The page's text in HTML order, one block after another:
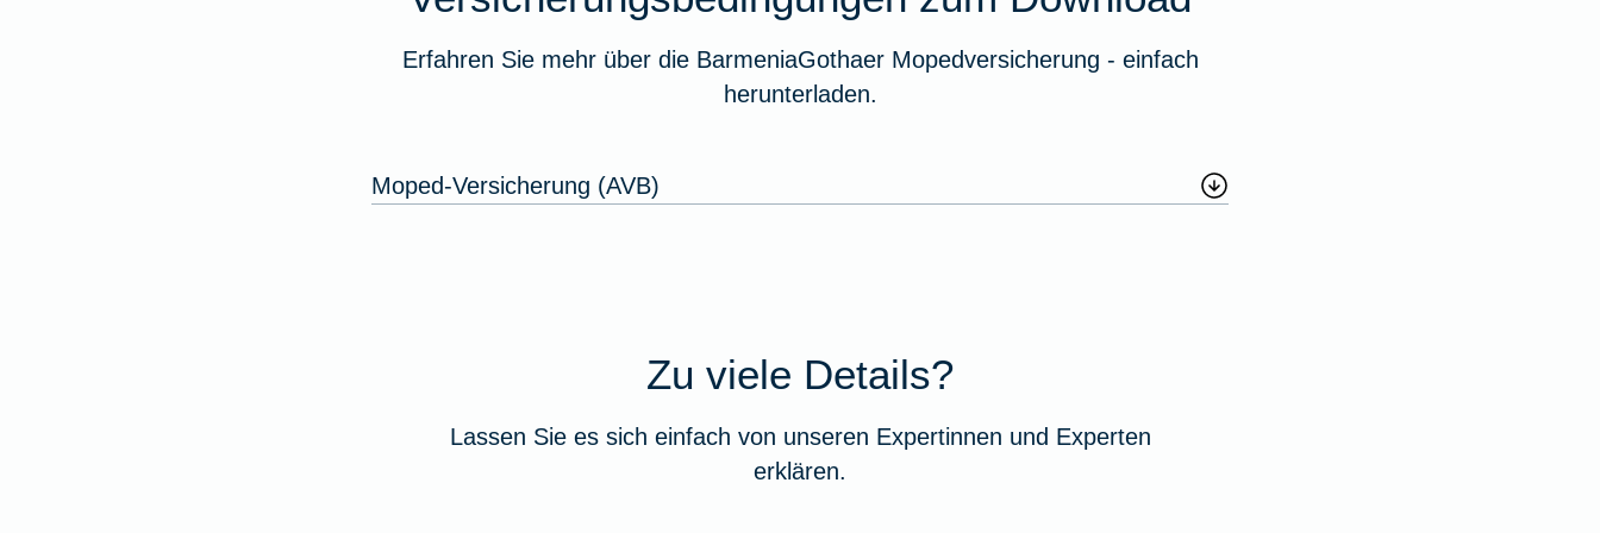
Erfahren Sie mehr über die BarmeniaGothaer Mopedversicherung - einfach
herunterladen.
Moped-Versicherung (AVB)
Zu viele Details?
Lassen Sie es sich einfach von unseren Expertinnen und Experten
erklären.